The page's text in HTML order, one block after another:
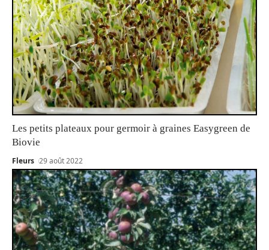
Les petits plateaux pour germoir à graines Easygreen de
Biovie
Fleurs 29 août 2022